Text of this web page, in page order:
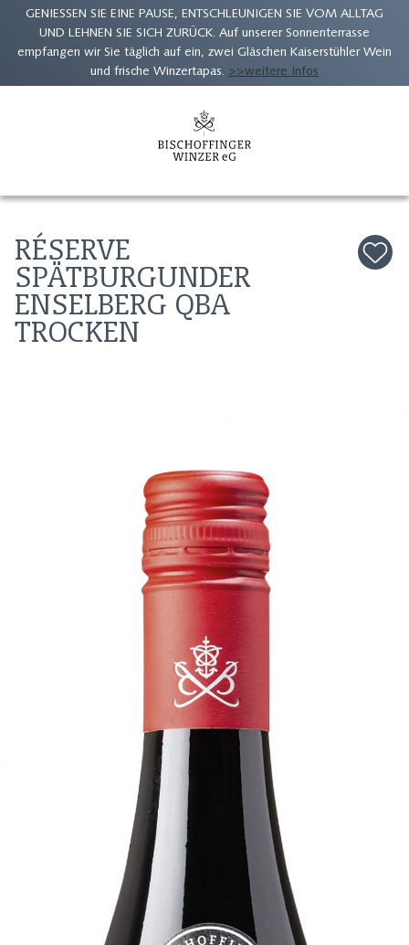
GENIESSEN SIE EINE PAUSE, ENTSCHLEUNIGEN SIE VOM ALLTAG
UND LEHNEN SIE SICH ZURÜCK. Auf unserer Sonnenterrasse
empfangen wir Sie täglich auf ein, zwei Gläschen Kaiserstühler Wein
und frische Winzertapas. >>weitere Infos
RÉSERVE
SPÄTBURGUNDER
ENSELBERG QBA
TROCKEN